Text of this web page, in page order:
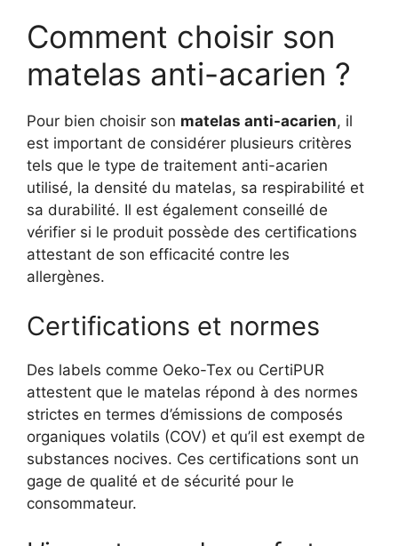
Comment choisir son
matelas anti-acarien ?
Pour bien choisir son matelas anti-acarien, il
est important de considérer plusieurs critères
tels que le type de traitement anti-acarien
utilisé, la densité du matelas, sa respirabilité et
sa durabilité. Il est également conseillé de
vérifier si le produit possède des certifications
attestant de son efficacité contre les
allergènes.
Certifications et normes
Des labels comme Oeko-Tex ou CertiPUR
attestent que le matelas répond à des normes
strictes en termes d’émissions de composés
organiques volatils (COV) et qu’il est exempt de
substances nocives. Ces certifications sont un
gage de qualité et de sécurité pour le
consommateur.